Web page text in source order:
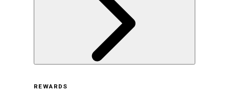
ヒストリー
採用情報
REWARDS